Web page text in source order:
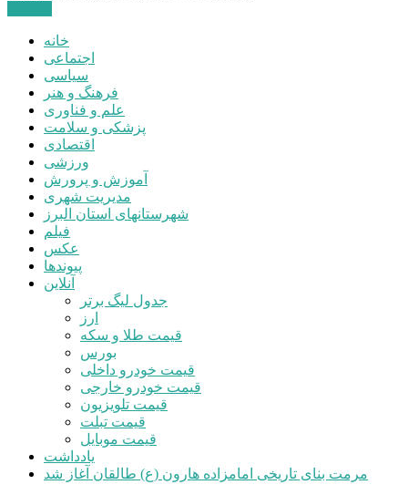
خانه
اجتماعی
سیاسی
فرهنگ و هنر
علم و فناوری
پزشکی و سلامت
اقتصادی
ورزشی
آموزش و پرورش
مدیریت شهری
شهرستانهای استان البرز
فیلم
عکس
پیوندها
آنلاین
جدول لیگ برتر
ارز
قیمت طلا و سکه
بورس
قیمت خودرو داخلی
قیمت خودرو خارجی
قیمت تلویزیون
قیمت تبلت
قیمت موبایل
یادداشت
مرمت بنای تاریخی امامزاده هارون (ع) طالقان آغاز شد